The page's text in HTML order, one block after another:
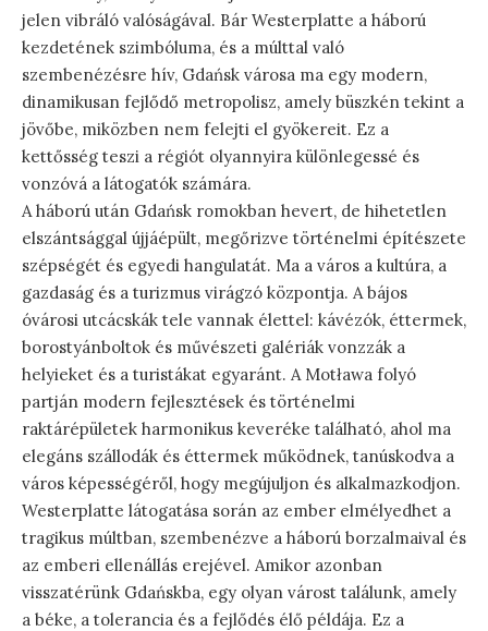
jelen vibráló valóságával. Bár Westerplatte a háború
kezdetének szimbóluma, és a múlttal való
szembenézésre hív, Gdańsk városa ma egy modern,
dinamikusan fejlődő metropolisz, amely büszkén tekint a
jövőbe, miközben nem felejti el gyökereit. Ez a
kettősség teszi a régiót olyannyira különlegessé és
vonzóvá a látogatók számára.
A háború után Gdańsk romokban hevert, de hihetetlen
elszántsággal újjáépült, megőrizve történelmi építészete
szépségét és egyedi hangulatát. Ma a város a kultúra, a
gazdaság és a turizmus virágzó központja. A bájos
óvárosi utcácskák tele vannak élettel: kávézók, éttermek,
borostyánboltok és művészeti galériák vonzzák a
helyieket és a turistákat egyaránt. A Motława folyó
partján modern fejlesztések és történelmi
raktárépületek harmonikus keveréke található, ahol ma
elegáns szállodák és éttermek működnek, tanúskodva a
város képességéről, hogy megújuljon és alkalmazkodjon.
Westerplatte látogatása során az ember elmélyedhet a
tragikus múltban, szembenézve a háború borzalmaival és
az emberi ellenállás erejével. Amikor azonban
visszatérünk Gdańskba, egy olyan várost találunk, amely
a béke, a tolerancia és a fejlődés élő példája. Ez a